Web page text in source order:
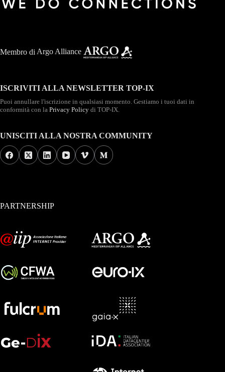
Membro di Argo Alliance
ISCRIVITI ALLA NEWSLETTER TOP-IX
Puoi annullare l'iscrizione in qualsiasi momento. Gestiamo i tuoi dati in
conformità con la Privacy Policy di TOP-IX.
UNISCITI ALLA NOSTRA COMMUNITY
PARTNERSHIP